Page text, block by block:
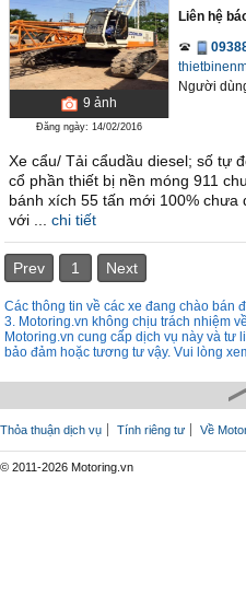
9 ảnh
Đăng ngày: 14/02/2016
Liên hệ
Người
Xe cẩu/ Tải cẩudầu diesel; số tự
cổ phần thiết bị nền móng 911
bánh xích 55 tấn mới 100%
với ...
chi tiết
Prev 1 Next
Các thông tin về các xe đang chào bán
3. Motoring.vn không chịu trách nhiệm
Motoring.vn cung cấp dịch vụ này và tư
bảo đảm hoặc tương tư vậy. Vui lòng
Thỏa thuận dịch vụ Tính riêng tư Về
© 2011-2026 Motoring.vn